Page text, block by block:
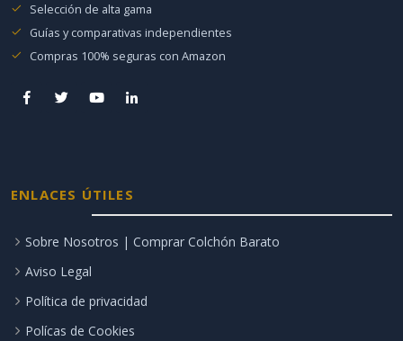
Selección de alta gama
Guías y comparativas independientes
Compras 100% seguras con Amazon
ENLACES ÚTILES
Sobre Nosotros | Comprar Colchón Barato
Aviso Legal
Política de privacidad
Polícas de Cookies